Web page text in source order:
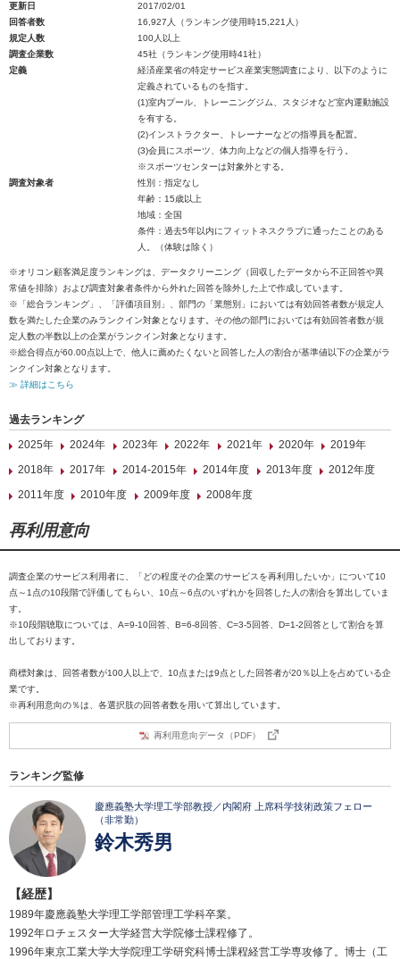
更新日
2017/02/01
回答者数
16,927人（ランキング使用時15,221人）
規定人数
100人以上
調査企業数
45社（ランキング使用時41社）
定義
経済産業省の特定サービス産業実態調査により、以下のように
定義されているものを指す。
(1)室内プール、トレーニングジム、スタジオなど室内運動施設
を有する。
(2)インストラクター、トレーナーなどの指導員を配置。
(3)会員にスポーツ、体力向上などの個人指導を行う。
※スポーツセンターは対象外とする。
調査対象者
性別：指定なし
年齢：15歳以上
地域：全国
条件：過去5年以内にフィットネスクラブに通ったことのある
人。（体験は除く）
※オリコン顧客満足度ランキングは、データクリーニング（回収したデータから不正回答や異
常値を排除）および調査対象者条件から外れた回答を除外した上で作成しています。
※「総合ランキング」、「評価項目別」、部門の「業態別」においては有効回答者数が規定人
数を満たした企業のみランクイン対象となります。その他の部門においては有効回答者数が規
定人数の半数以上の企業がランクイン対象となります。
※総合得点が60.00点以上で、他人に薦めたくないと回答した人の割合が基準値以下の企業がラ
ンクイン対象となります。
≫ 詳細はこちら
過去ランキング
2025年
2024年 2023年 2022年 2021年 2020年
2019年
2018年
2017年 2014-2015年 2014年度 2013年度
2012年度
2011年度
2010年度 2009年度 2008年度
再利用意向
調査企業のサービス利用者に、「どの程度その企業のサービスを再利用したいか」について10
点～1点の10段階で評価してもらい、10点～6点のいずれかを回答した人の割合を算出していま
す。
※10段階聴取については、A=9-10回答、B=6-8回答、C=3-5回答、D=1-2回答として割合を算
出しております。
商標対象は、回答者数が100人以上で、10点または9点とした回答者が20％以上を占めている企
業です。
※再利用意向の％は、各選択肢の回答者数を用いて算出しています。
再利用意向データ（PDF）
ランキング監修
慶應義塾大学理工学部教授／内閣府 上席科学技術政策フェロー
（非常勤）
鈴木秀男
【経歴】
1989年慶應義塾大学理工学部管理工学科卒業。
1992年ロチェスター大学経営大学院修士課程修了。
1996年東京工業大学大学院理工学研究科博士課程経営工学専攻修了。博士（工